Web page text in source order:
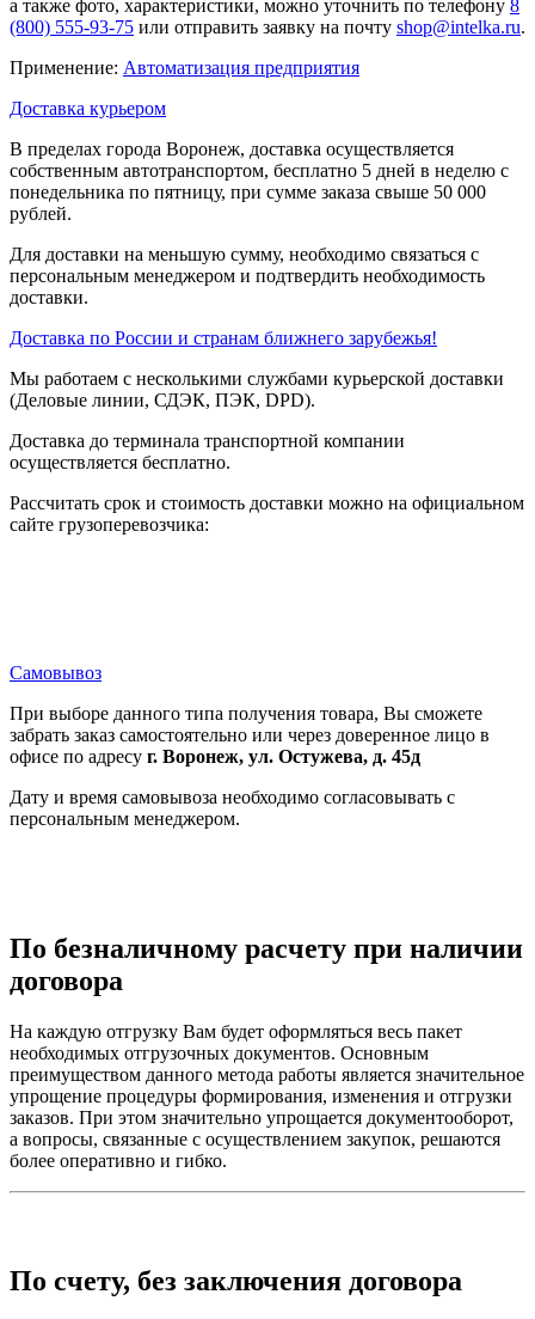
а также фото, характеристики, можно уточнить по телефону 8
(800) 555-93-75 или отправить заявку на почту shop@intelka.ru.
Применение: Автоматизация предприятия
Доставка курьером
В пределах города Воронеж, доставка осуществляется
собственным автотранспортом, бесплатно 5 дней в неделю с
понедельника по пятницу, при сумме заказа свыше 50 000
рублей.
Для доставки на меньшую сумму, необходимо связаться с
персональным менеджером и подтвердить необходимость
доставки.
Доставка по России и странам ближнего зарубежья!
Мы работаем с несколькими службами курьерской доставки
(Деловые линии, СДЭК, ПЭК, DPD).
Доставка до терминала транспортной компании
осуществляется бесплатно.
Рассчитать срок и стоимость доставки можно на официальном
сайте грузоперевозчика:
Самовывоз
При выборе данного типа получения товара, Вы сможете
забрать заказ самостоятельно или через доверенное лицо в
офисе по адресу г. Воронеж, ул. Остужева, д. 45д
Дату и время самовывоза необходимо согласовывать с
персональным менеджером.
По безналичному расчету при наличии
договора
На каждую отгрузку Вам будет оформляться весь пакет
необходимых отгрузочных документов. Основным
преимуществом данного метода работы является значительное
упрощение процедуры формирования, изменения и отгрузки
заказов. При этом значительно упрощается документооборот,
а вопросы, связанные с осуществлением закупок, решаются
более оперативно и гибко.
По счету, без заключения договора